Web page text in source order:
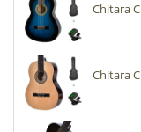
Chitara